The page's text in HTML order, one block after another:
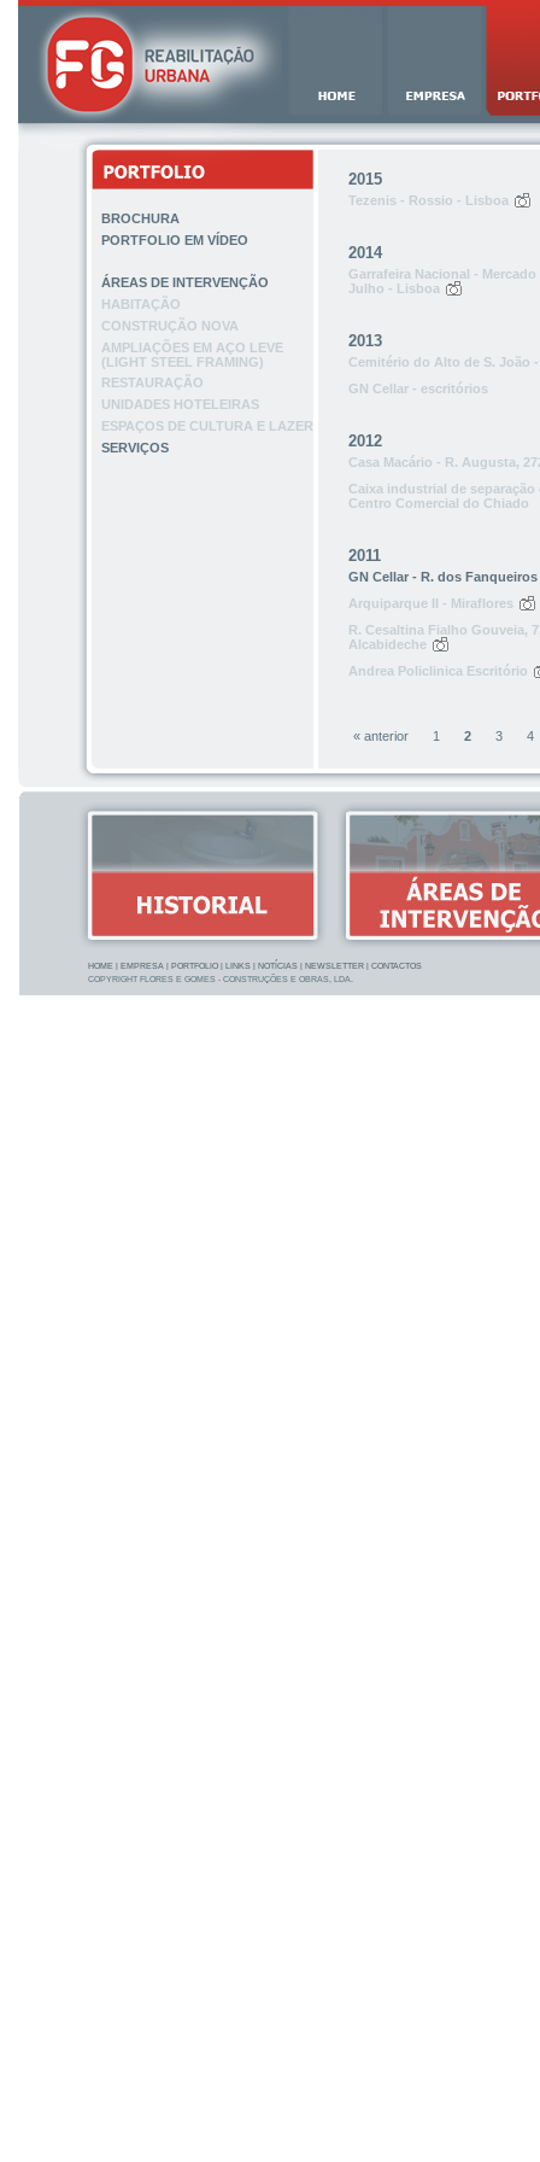
BROCHURA
PORTFOLIO EM VÍDEO
ÁREAS DE INTERVENÇÃO
HABITAÇÃO
CONSTRUÇÃO NOVA
AMPLIAÇÕES EM AÇO LEVE
(LIGHT STEEL FRAMING)
RESTAURAÇÃO
UNIDADES HOTELEIRAS
ESPAÇOS DE CULTURA E LAZER
SERVIÇOS
2015
Tezenis - Rossio - Lisboa
2014
Garrafeira Nacional -
Julho - Lisboa
2013
Cemitério do Alto de S. João
GN Cellar - escritórios
2012
Casa Macário - R. Augusta,
Caixa industrial de
Centro Comercial do Chiado
2011
GN Cellar - R. dos
Arquiparque II - Miraflores
R. Cesaltina Fialho Gouveia,
Alcabideche
Andrea Policlinica Escritório
« anterior 1 2 3 4
HOME EMPRESA PORTFOLIO LINKS NOTÍCIAS NEWSLETTER
CONTACTOS
COPYRIGHT FLORES E GOMES - CONSTRUÇÕES E OBRAS, LDA.